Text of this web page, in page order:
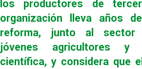
los productores de
organización lleva años
reforma, junto al sector
jóvenes agricultores y
científica, y considera que